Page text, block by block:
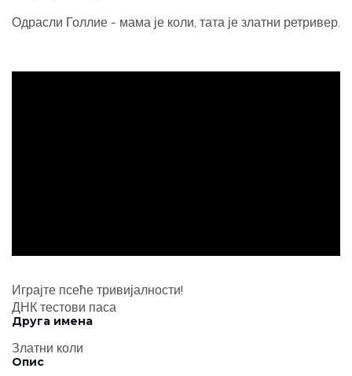
Одрасли Голлие - мама је коли, тата је златни ретривер.
Играјте псеће тривијалности!
ДНК тестови паса
Друга имена
Златни коли
Опис